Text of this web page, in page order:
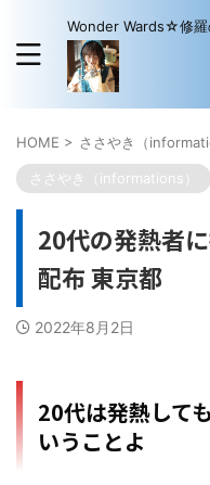
Wonder Wards☆修羅
HOME > ささやき（
ささやき（informations）
20代の発熱者
配布 東京都
2022年8月2日
20代は発熱して
いうことよ